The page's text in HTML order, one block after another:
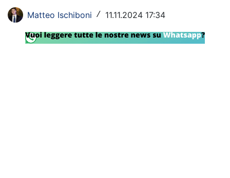
Formula 1
Tennis
Matteo Ischiboni / 11.11.2024 17:34